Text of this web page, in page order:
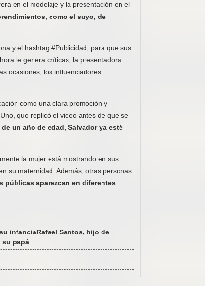
en el modelaje y la presentación en el
como el suyo, de
y el hashtag #Publicidad, para que sus
le genera críticas, la presentadora
ocasiones, los influenciadores
como una clara promoción y
que replicó el video antes de que se
un año de edad, Salvador ya esté
la mujer está mostrando en sus
su maternidad. Además, otras personas
públicas aparezcan en diferentes
infanciaRafael Santos, hijo de
su papá